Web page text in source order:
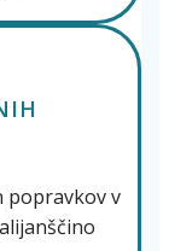
popravkov v